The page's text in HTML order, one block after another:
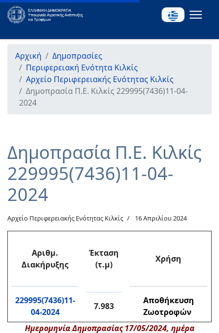
Αρχική
Δημοπρασίες
Περιφερειακή Ενότητα Κιλκίς
Αρχείο Περιφερειακής Ενότητας Κιλκίς
Δημοπρασία Π.Ε. Κιλκίς 229995(7436)11-04-
2024
Δημοπρασία Π.Ε. Κιλκίς
229995(7436)11-04-
2024
Αρχείο Περιφερειακής Ενότητας Κιλκίς 16 Απριλίου 2024
Αριθμ.
Διακήρυξης
Έκταση
(τ.μ)
Χρήση
229995(7436)11-
04-2024
7.983
Αποθήκευση
Ζωοτροφών
Ημερομηνία Δημοπρασίας 17/05/2024, ημέρα